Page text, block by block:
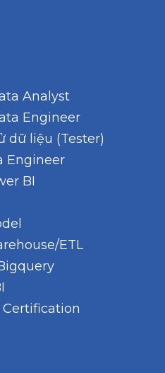
Analyst
Engineer
dữ liệu (Tester)
Engineer
BI
ETL